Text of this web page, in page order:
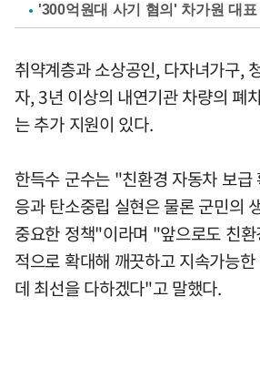
'300억원대 사기 혐의' 차가원 대표
취약계층과 소상공인, 다자녀가구,
자, 3년 이상의 내연기관 차량의 폐
는 추가 지원이 있다.
한득수 군수는 "친환경 자동차 보급
응과 탄소중립 실현은 물론 군민의
중요한 정책"이라며 "앞으로도 친
적으로 확대해 깨끗하고 지속가능
데 최선을 다하겠다"고 말했다.